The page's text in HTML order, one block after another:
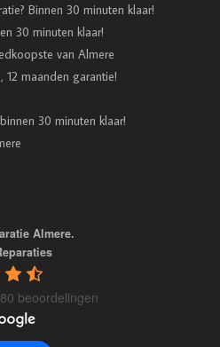
Binnen 30 minuten klaar!
30 minuten klaar!
van Almere
12 maanden garantie!
30 minuten klaar!
Almere.
beoordelingen